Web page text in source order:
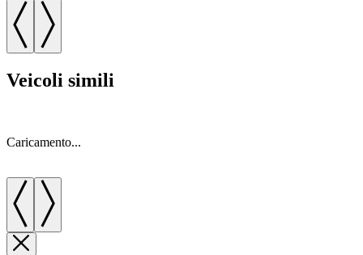
Veicoli simili
Caricamento...